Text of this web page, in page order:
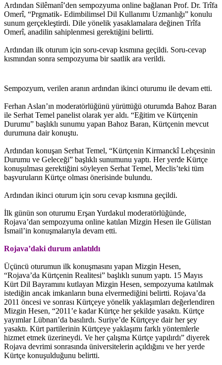
Ardından Silêmanî’den sempozyuma online bağlanan Prof. Dr. Trîfa
Omerî, “Prgmatik- Edimbilimsel Dil Kullanımı Uzmanlığı” konulu
sunum gerçekleştirdi. Dile yönelik yasaklamalara değinen Trîfa
Omerî, anadilin sahiplenmesi gerektiğini belirtti.
Ardından ilk oturum için soru-cevap kısmına geçildi. Soru-cevap
kısmından sonra sempozyuma bir saatlik ara verildi.
Sempozyum, verilen aranın ardından ikinci oturumu ile devam etti.
Ferhan Aslan’ın moderatörlüğünü yürüttüğü oturumda Bahoz Baran
ile Serhat Temel panelist olarak yer aldı. “Eğitim ve Kürtçenin
Durumu” başlıklı sunumu yapan Bahoz Baran, Kürtçenin mevcut
durumuna dair konuştu.
Ardından konuşan Serhat Temel, “Kürtçenin Kirmanckî Lehçesinin
Durumu ve Geleceği” başlıklı sunumunu yaptı. Her yerde Kürtçe
konuşulması gerektiğini söyleyen Serhat Temel, Meclis’teki tüm
başvuruların Kürtçe olması önerisinde bulundu.
Ardından ikinci oturum için soru cevap kısmına geçildi.
İlk günün son oturumu Erşan Yurdakul moderatörlüğünde,
Rojava’dan sempozyuma online katılan Mizgin Hesen ile Gülistan
İsmail’in konuşmalarıyla devam etti.
Rojava’daki durum anlatıldı
Üçüncü oturumun ilk konuşmasını yapan Mizgin Hesen,
“Rojava’da Kürtçenin Realitesi” başlıklı sunum yaptı. 15 Mayıs
Kürt Dil Bayramını kutlayan Mizgin Hesen, sempozyuma katılmak
istediğin ancak imkanların buna elvermediğini belirtti. Rojava’da
2011 öncesi ve sonrası Kürtçeye yönelik yaklaşımları değerlendiren
Mizgin Hesen, “2011’e kadar Kürtçe her şekilde yasaktı. Kürtçe
yayımlar Lübnan’da basılırdı. Suriye’de Kürtçeye dair her şey
yasaktı. Kürt partilerinin Kürtçeye yaklaşımı farklı yöntemlerle
hizmet etmek üzerineydi. Ve her çalışma Kürtçe yapılırdı” diyerek
Rojava devrimi sonrasında üniversitelerin açıldığını ve her yerde
Kürtçe konuşulduğunu belirtti.